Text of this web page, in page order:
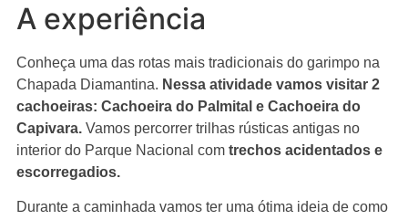
A experiência
Conheça uma das rotas mais tradicionais do garimpo na
Chapada Diamantina. Nessa atividade vamos visitar 2
cachoeiras: Cachoeira do Palmital e Cachoeira do
Capivara. Vamos percorrer trilhas rústicas antigas no
interior do Parque Nacional com trechos acidentados e
escorregadios.
Durante a caminhada vamos ter uma ótima ideia de como